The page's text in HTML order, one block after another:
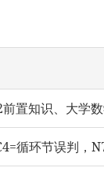
置知识、大学数
循环节误判，